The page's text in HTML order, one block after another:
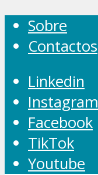
Sobre
Contactos
Linkedin
Instagram
Facebook
TikTok
Youtube